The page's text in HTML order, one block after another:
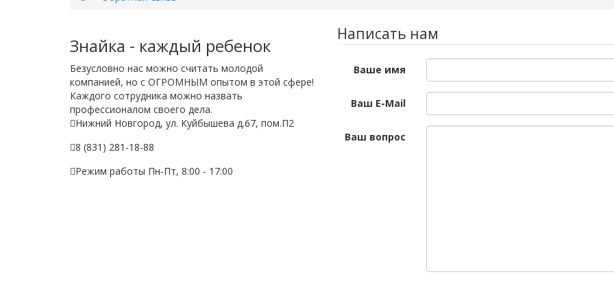
Знайка - каждый ребенок
Безусловно нас можно считать молодой
компанией, но с ОГРОМНЫМ опытом в этой сфере!
Каждого сотрудника можно назвать
профессионалом своего дела.
Нижний Новгород, ул. Куйбышева д.67, пом.П2
8 (831) 281-18-88
Режим работы Пн-Пт, 8:00 - 17:00
Написать нам
Ваше имя
Ваш E-Mail
Ваш вопрос